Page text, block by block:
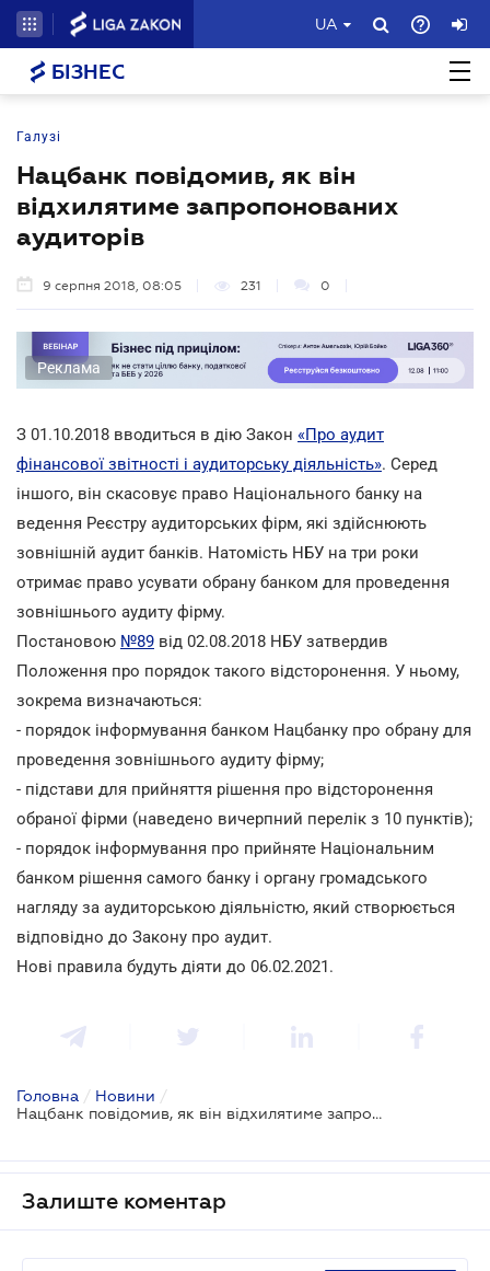
UA
БІЗНЕС
Галузі
Нацбанк повідомив, як він
відхилятиме запропонованих
аудиторів
9 серпня 2018, 08:05 231 0
Реклама
З 01.10.2018 вводиться в дію Закон «Про аудит
фінансової звітності і аудиторську діяльність». Серед
іншого, він скасовує право Національного банку на
ведення Реєстру аудиторських фірм, які здійснюють
зовнішній аудит банків. Натомість НБУ на три роки
отримає право усувати обрану банком для проведення
зовнішнього аудиту фірму.
Постановою №89 від 02.08.2018 НБУ затвердив
Положення про порядок такого відсторонення. У ньому,
зокрема визначаються:
- порядок інформування банком Нацбанку про обрану для
проведення зовнішнього аудиту фірму;
- підстави для прийняття рішення про відсторонення
обраної фірми (наведено вичерпний перелік з 10 пунктів);
- порядок інформування про прийняте Національним
банком рішення самого банку і органу громадського
нагляду за аудиторською діяльністю, який створюється
відповідно до Закону про аудит.
Нові правила будуть діяти до 06.02.2021.
Головна / Новини /
Нацбанк повідомив, як він відхилятиме запропонованих аудиторів
Залиште коментар